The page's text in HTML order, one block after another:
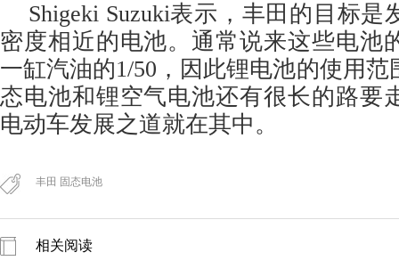
Shigeki Suzuki表示， 丰田 的目标是
密度相近的电池。通常说来这些电池
一缸汽油的1/50，因此锂电池的使用
态电池和锂空气电池还有很长的路要
电动车发展之道就在其中。
丰田 固态电池
相关阅读